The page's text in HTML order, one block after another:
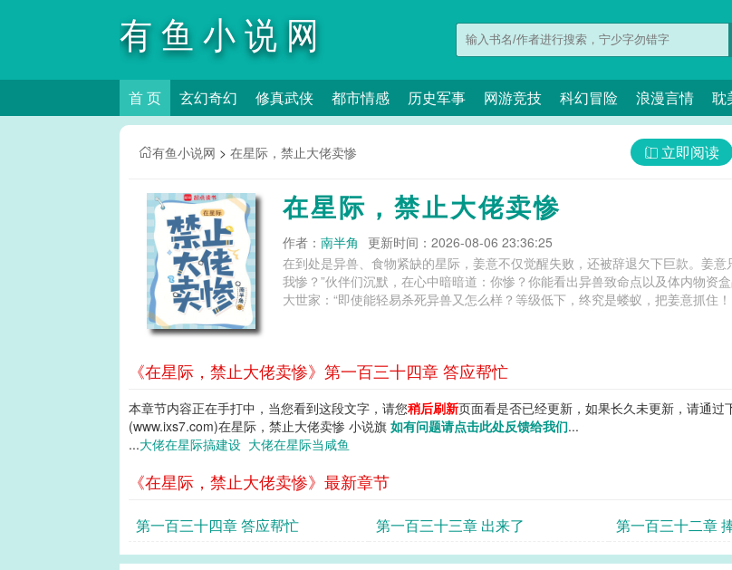
有鱼小说网
首 页 玄幻奇幻 修真武侠 都市情感 历史军事 网游竞技 科幻冒险 浪漫言情 耽
有鱼小说网 > 在星际，禁止大佬卖惨 立即阅读
在星际，禁止大佬卖惨
作者： 南半角 更新时间：2026-08-06 23:36:25
在到处是异兽、食物紧缺的星际，姜意不仅觉醒失败，还被辞退欠下巨款。姜
我惨？”伙伴们沉默，在心中暗暗道：你惨？你能看出异兽致命点以及体内物资
大世家：“即使能轻易杀死异兽又怎么样？等级低下，终究是蝼蚁，把姜意抓住
《在星际，禁止大佬卖惨》第一百三十四章 答应帮忙
本章节内容正在手打中，当您看到这段文字，请您稍后刷新页面看是否已经更新，如果长久未更新，请通过
(www.ixs7.com)在星际，禁止大佬卖惨 小说旗 如有问题请点击此处反馈给我们...
...大佬在星际搞建设 大佬在星际当咸鱼
《在星际，禁止大佬卖惨》最新章节
第一百三十四章 答应帮忙 第一百三十三章 出来了 第一百三十二章